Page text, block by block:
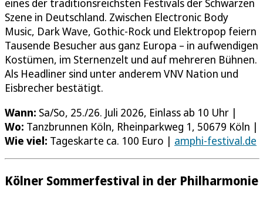
eines der traditionsreichsten Festivals der Schwarzen
Szene in Deutschland. Zwischen Electronic Body
Music, Dark Wave, Gothic-Rock und Elektropop feiern
Tausende Besucher aus ganz Europa – in aufwendigen
Kostümen, im Sternenzelt und auf mehreren Bühnen.
Als Headliner sind unter anderem VNV Nation und
Eisbrecher bestätigt.
Wann: Sa/So, 25./26. Juli 2026, Einlass ab 10 Uhr |
Wo: Tanzbrunnen Köln, Rheinparkweg 1, 50679 Köln |
Wie viel: Tageskarte ca. 100 Euro | amphi-festival.de
Kölner Sommerfestival in der Philharmonie